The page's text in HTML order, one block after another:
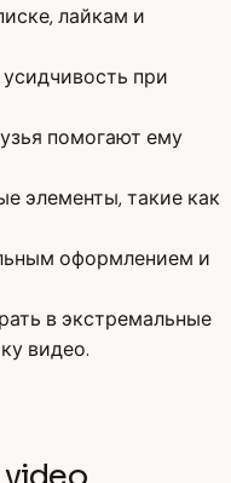
лайкам и
при
помогают ему
элементы, такие как
оформлением и
в экстремальные
видео.